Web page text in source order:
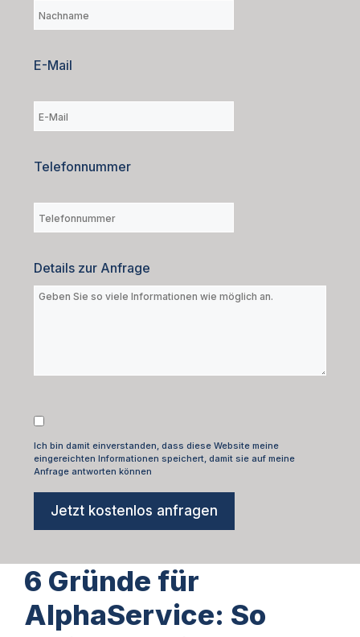
E-Mail
Telefonnummer
Details zur Anfrage
Ich bin damit einverstanden, dass diese Website meine
eingereichten Informationen speichert, damit sie auf meine
Anfrage antworten können
Jetzt kostenlos anfragen
6 Gründe für
AlphaService: So